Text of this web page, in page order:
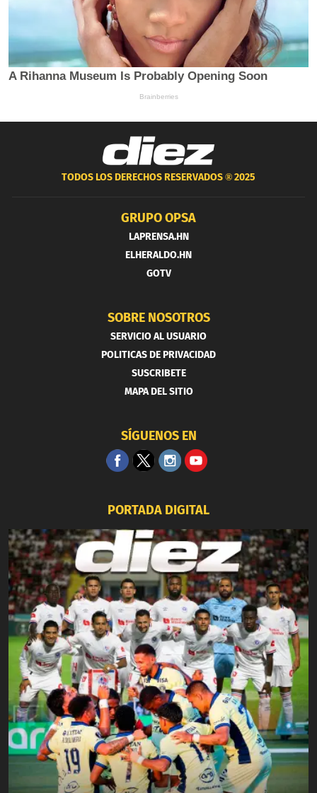
TODOS LOS DERECHOS RESERVADOS ®2025
GRUPO OPSA
LAPRENSA.HN
ELHERALDO.HN
GOTV
SOBRE NOSOTROS
SERVICIO AL USUARIO
POLITICAS DE PRIVACIDAD
SUSCRIBETE
MAPA DEL SITIO
SÍGUENOS EN
PORTADA DIGITAL